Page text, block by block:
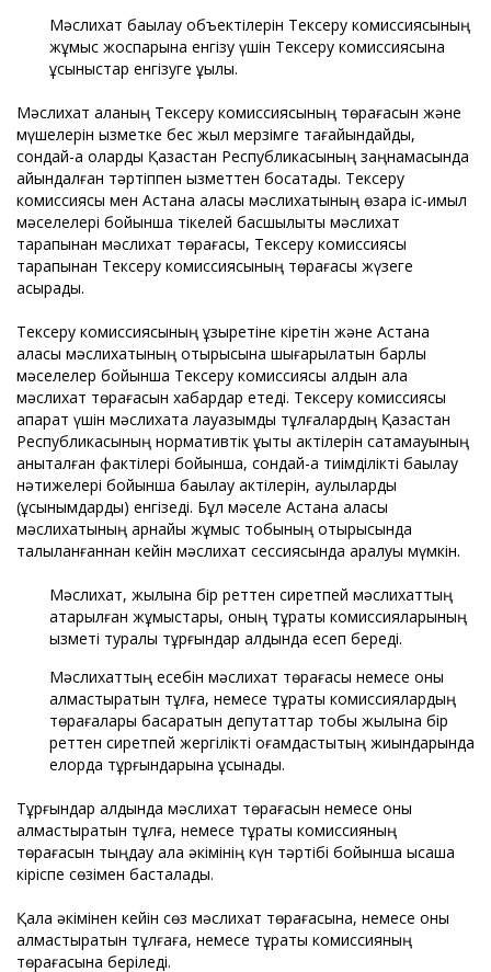
Мәслихат бақылау объектілерін Тексеру комиссиясының
жұмыс жоспарына енгізу үшін Тексеру комиссиясына
ұсыныстар енгізуге құқылы.
Мәслихат қаланың Тексеру комиссиясының төрағасын және
мүшелерін қызметке бес жыл мерзімге тағайындайды,
сондай-ақ оларды Қазақстан Республикасының заңнамасында
айқындалған тәртіппен қызметтен босатады. Тексеру
комиссиясы мен Астана қаласы мәслихатының өзара іс-қимыл
мәселелері бойынша тікелей басшылықты мәслихат
тарапынан мәслихат төрағасы, Тексеру комиссиясы
тарапынан Тексеру комиссиясының төрағасы жүзеге
асырады.
Тексеру комиссиясының құзыретіне кіретін және Астана
қаласы мәслихатының отырысына шығарылатын барлық
мәселелер бойынша Тексеру комиссиясы алдын ала
мәслихат төрағасын хабардар етеді. Тексеру комиссиясы
ақпарат үшін мәслихатқа лауазымды тұлғалардың Қазақстан
Республикасының нормативтік құқықтық актілерін сақтамауының
анықталған фактілері бойынша, сондай-ақ тиімділікті бақылау
нәтижелері бойынша бақылау актілерін, қаулыларды
(ұсынымдарды) енгізеді. Бұл мәселе Астана қаласы
мәслихатының арнайы жұмыс тобының отырысында
талқыланғаннан кейін мәслихат сессиясында қаралуы мүмкін.
Мәслихат, жылына бір реттен сиретпей мәслихаттың
атқарылған жұмыстары, оның тұрақты комиссияларының
қызметі туралы тұрғындар алдында есеп береді.
Мәслихаттың есебін мәслихат төрағасы немесе оны
алмастыратын тұлға, немесе тұрақты комиссиялардың
төрағалары басқаратын депутаттар тобы жылына бір
реттен сиретпей жергілікті қоғамдастықтың жиындарында
елорда тұрғындарына ұсынады.
Тұрғындар алдында мәслихат төрағасын немесе оны
алмастыратын тұлға, немесе тұрақты комиссияның
төрағасын тыңдау қала әкімінің күн тәртібі бойынша қысқаша
кіріспе сөзімен басталады.
Қала әкімінен кейін сөз мәслихат төрағасына, немесе оны
алмастыратын тұлғаға, немесе тұрақты комиссияның
төрағасына беріледі.